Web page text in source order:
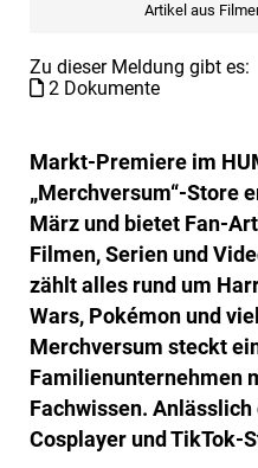
Artikel aus
Zu dieser Meldung gibt es:
2 Dokumente
Markt-Premiere im
„Merchversum“-Store
März und bietet Fan-
Filmen, Serien und
zählt alles rund um
Wars, Pokémon und
Merchversum steckt
Familienunternehmen
Fachwissen.
Cosplayer und TikTok-